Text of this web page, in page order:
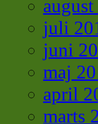
juli
juni
maj
april
marts